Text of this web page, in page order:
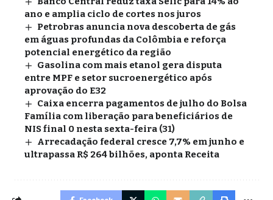
ano e amplia ciclo de cortes nos juros
Petrobras anuncia nova descoberta de gás
em águas profundas da Colômbia e reforça
potencial energético da região
Gasolina com mais etanol gera disputa
entre MPF e setor sucroenergético após
aprovação do E32
Caixa encerra pagamentos de julho do Bolsa
Família com liberação para beneficiários de
NIS final 0 nesta sexta-feira (31)
Arrecadação federal cresce 7,7% em junho e
ultrapassa R$ 264 bilhões, aponta Receita